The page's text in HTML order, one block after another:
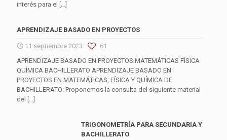
interés para el
[…]
APRENDIZAJE BASADO EN PROYECTOS
11 septiembre 2023
61
APRENDIZAJE BASADO EN PROYECTOS MATEMÁTICAS FÍSICA
QUÍMICA BACHILLERATO APRENDIZAJE BASADO EN
PROYECTOS EN MATEMÁTICAS, FÍSICA Y QUÍMICA DE
BACHILLERATO: Proponemos la consulta del siguiente material
del
[…]
TRIGONOMETRÍA PARA SECUNDARIA Y
BACHILLERATO